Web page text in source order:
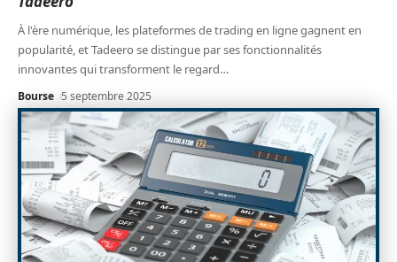
À l'ère numérique, les plateformes de trading en ligne gagnent en
popularité, et Tadeero se distingue par ses fonctionnalités
innovantes qui transforment le regard…
Bourse 5 septembre 2025